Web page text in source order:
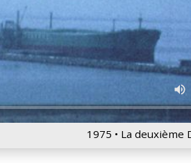
1975 • La deuxième